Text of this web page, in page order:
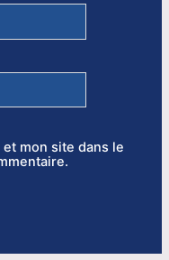
mon site dans le